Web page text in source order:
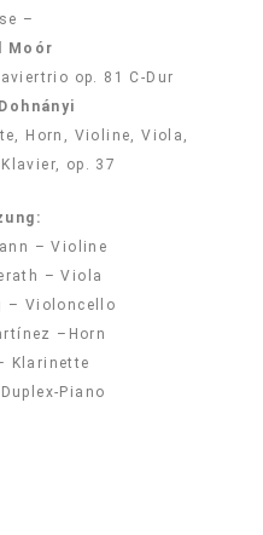
–
Moór
op. 81 C-Dur
Horn, Violine, Viola,
op. 37
– Violine
– Viola
– Violoncello
–Horn
Klarinette
Piano